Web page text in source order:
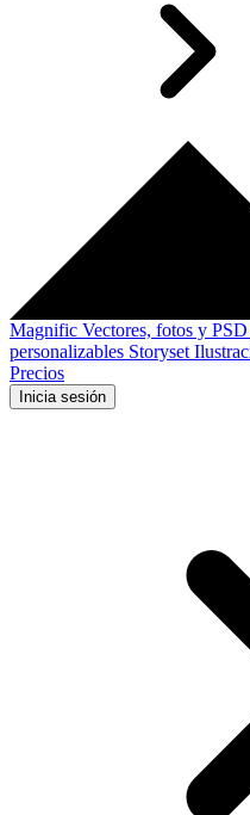
Magnific Vectores, fotos y
personalizables Storyset
Precios
Inicia sesión